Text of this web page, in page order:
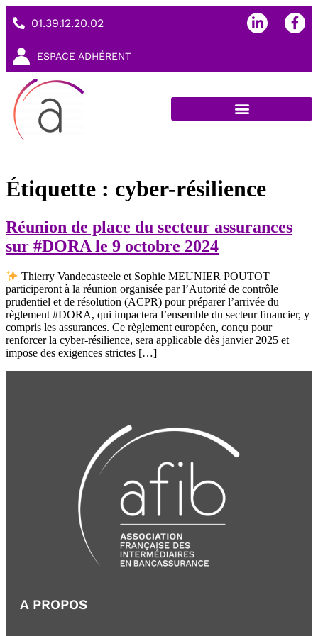
01.39.12.20.02
ESPACE ADHÉRENT
Étiquette : cyber-résilience
Réunion de place du secteur assurances
sur #DORA le 9 octobre 2024
Thierry Vandecasteele et Sophie MEUNIER POUTOT
participeront à la réunion organisée par l’Autorité de contrôle
prudentiel et de résolution (ACPR) pour préparer l’arrivée du
règlement #DORA, qui impactera l’ensemble du secteur financier, y
compris les assurances. Ce règlement européen, conçu pour
renforcer la cyber-résilience, sera applicable dès janvier 2025 et
impose des exigences strictes […]
A PROPOS